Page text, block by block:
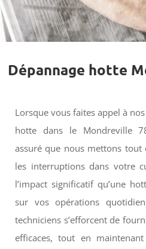
Dépannage hotte
Lorsque vous faites appel à
hotte dans le Mondreville
assuré que nous mettons
les interruptions dans votre
l’impact significatif qu’une
sur vos opérations
techniciens s’efforcent de
efficaces, tout en